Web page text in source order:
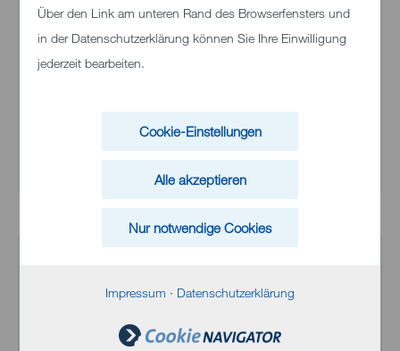
Über den Link am unteren Rand des Browserfensters und
in der Datenschutzerklärung können Sie Ihre Einwilligung
jederzeit bearbeiten.
Cookie-Einstellungen
Alle akzeptieren
Nur notwendige Cookies
Impressum · Datenschutzerklärung
Kontakt
Wir helfen Ihnen gerne weiter!